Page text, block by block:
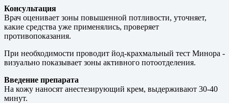
Консультация
Врач оценивает зоны повышенной потливости, уточняет,
какие средства уже применялись, проверяет
противопоказания.
При необходимости проводит йод-крахмальный тест Минора -
визуально показывает зоны активного потоотделения.
Введение препарата
На кожу наносят анестезирующий крем, выдерживают 30-40
минут.